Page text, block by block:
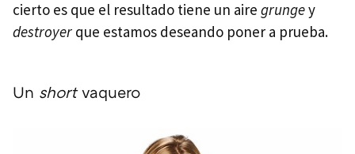
cierto es que el resultado tiene un aire grungey
destroyer que estamos deseando poner a prueba.
Un shortvaquero